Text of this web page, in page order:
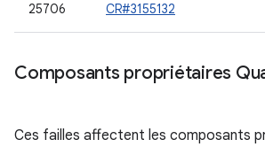
25706
CR#3155132
Composants propriétaires
Ces failles affectent les composants